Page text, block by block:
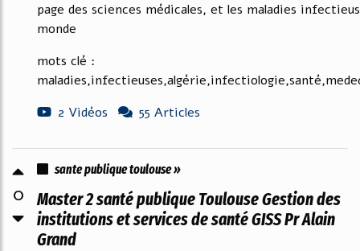
page des sciences médicales, et les maladies
monde
mots clé :
2 Vidéos
55 Articles
0
sante publique toulouse »
Master 2 santé publique Toulouse Gestion des
institutions et services de santé GISS Pr Alain
Grand